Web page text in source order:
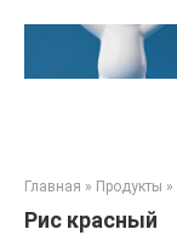
Главная » Продукты »
Рис красный